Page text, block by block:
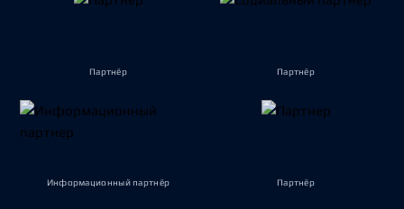
Партнёр Партнёр
Информационный партнёр Партнёр